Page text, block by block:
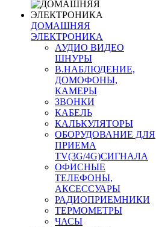
ДОМАШНЯЯ
ЭЛЕКТРОНИКА
АУДИО ВИДЕО
ШНУРЫ
В.НАБЛЮДЕНИЕ,
ДОМОФОНЫ,
КАМЕРЫ
ЗВОНКИ
КАБЕЛЬ
КАЛЬКУЛЯТОРЫ
ОБОРУДОВАНИЕ ДЛЯ
ПРИЕМА
TV(3G/4G)СИГНАЛА
ОФИСНЫЕ
ТЕЛЕФОНЫ,
АКСЕССУАРЫ
РАДИОПРИЕМНИКИ
ТЕРМОМЕТРЫ
ЧАСЫ